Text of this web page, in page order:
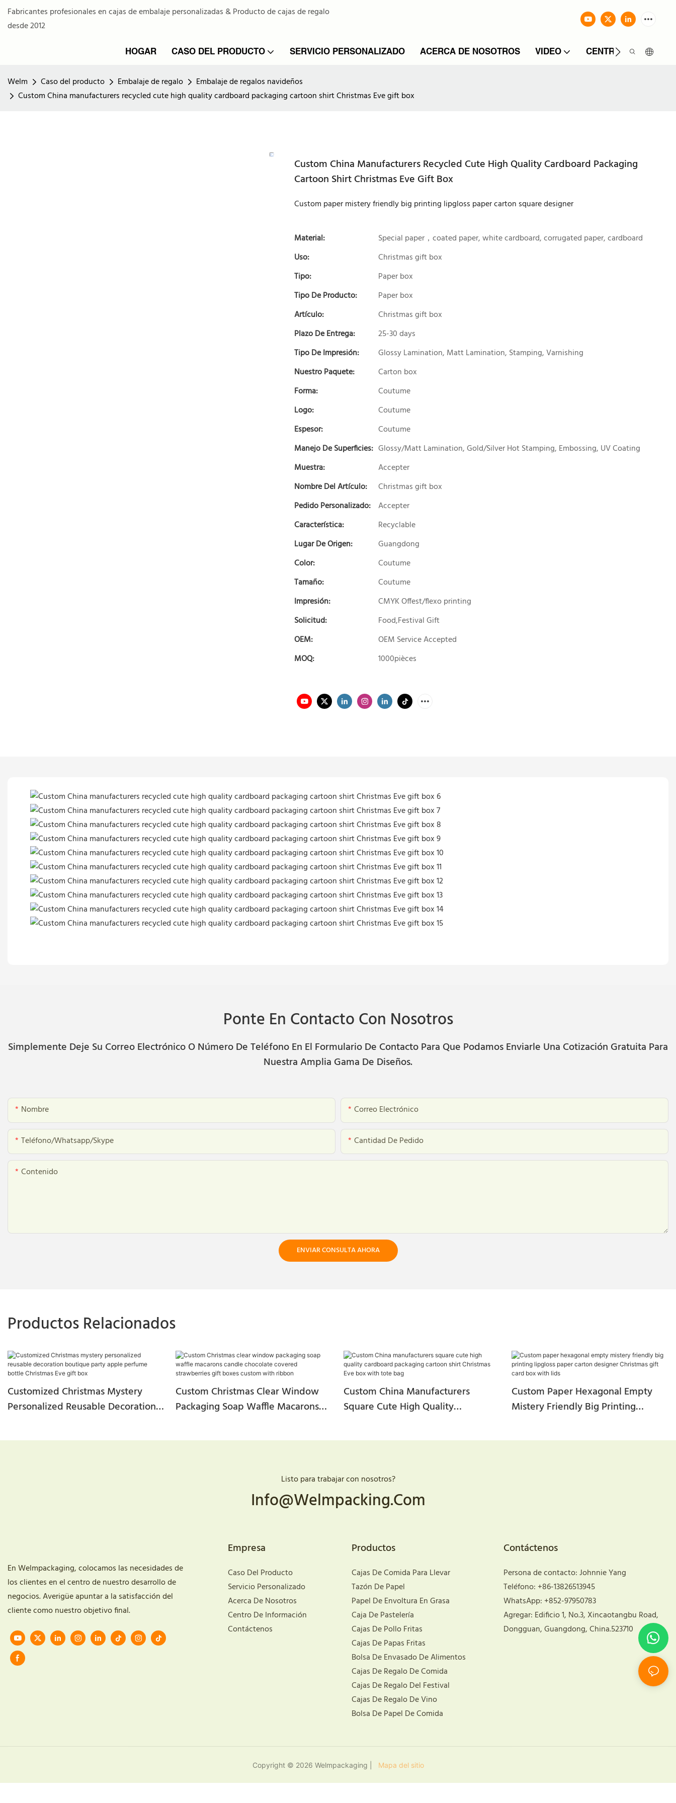
Fabricantes profesionales en cajas de embalaje personalizadas & Producto de cajas de regalo
desde 2012
HOGAR CASO DEL PRODUCTO SERVICIO PERSONALIZADO ACERCA DE NOSOTROS VIDEO CENTRO DE
Welm Caso del producto Embalaje de regalo
Embalaje de regalos navideños
Custom China manufacturers recycled cute high quality cardboard packaging cartoon shirt Christmas Eve gift box
Custom China Manufacturers Recycled Cute High Quality Cardboard Packaging
Cartoon Shirt Christmas Eve Gift Box
Custom paper mistery friendly big printing lipgloss paper carton square designer
Material:
Special paper，coated paper, white cardboard, corrugated paper, cardboard
Uso:
Christmas gift box
Tipo:
Paper box
Tipo De Producto:
Paper box
Artículo:
Christmas gift box
Plazo De Entrega:
25-30 days
Tipo De Impresión:
Glossy Lamination, Matt Lamination, Stamping, Varnishing
Nuestro Paquete:
Carton box
Forma:
Coutume
Logo:
Coutume
Espesor:
Coutume
Manejo De Superficies: Glossy/Matt Lamination, Gold/Silver Hot Stamping, Embossing, UV Coating
Muestra:
Accepter
Nombre Del Artículo:
Christmas gift box
Pedido Personalizado: Accepter
Característica:
Recyclable
Lugar De Origen:
Guangdong
Color:
Coutume
Tamaño:
Coutume
Impresión:
CMYK Offest/flexo printing
Solicitud:
Food,Festival Gift
OEM:
OEM Service Accepted
MOQ:
1000pièces
Ponte En Contacto Con Nosotros
Simplemente Deje Su Correo Electrónico O Número De Teléfono En El Formulario De Contacto Para Que Podamos Enviarle Una Cotización Gratuita Para
Nuestra Amplia Gama De Diseños.
Nombre Correo Electrónico
Teléfono/whatsapp/skype Cantidad De Pedido
Contenido
ENVIAR CONSULTA AHORA
Productos Relacionados
Customized Christmas Mystery
Personalized Reusable Decoration
Bottle Christmas Eve Gift Box
Custom Christmas Clear Window
Packaging Soap Waffle Macarons
Strawberries Gift Boxes Custom
Custom China Manufacturers
Square Cute High Quality
Christmas Eve Box With Tote Bag
Custom Paper Hexagonal Empty
Mistery Friendly Big Printing
Christmas Gift Card Box With Lids
Listo para trabajar con nosotros?
Info@welmpacking.com
En Welmpackaging, colocamos las necesidades de
los clientes en el centro de nuestro desarrollo de
negocios. Averigüe apuntar a la satisfacción del
cliente como nuestro objetivo final.
Empresa
Caso Del Producto
Servicio Personalizado
Acerca De Nosotros
Centro De Información
Contáctenos
Productos
Cajas De Comida Para Llevar
Tazón De Papel
Papel De Envoltura En Grasa
Caja De Pastelería
Cajas De Pollo Fritas
Cajas De Papas Fritas
Bolsa De Envasado De Alimentos
Cajas De Regalo De Comida
Cajas De Regalo Del Festival
Cajas De Regalo De Vino
Bolsa De Papel De Comida
Contáctenos
Persona de contacto: Johnnie Yang
Teléfono: +86-13826513945
WhatsApp: +852-97950783
Agregar: Edificio 1, No.3, Xincaotangbu Road,
Dongguan, Guangdong, China.523710
Copyright © 2026 Welmpackaging | Mapa del sitio